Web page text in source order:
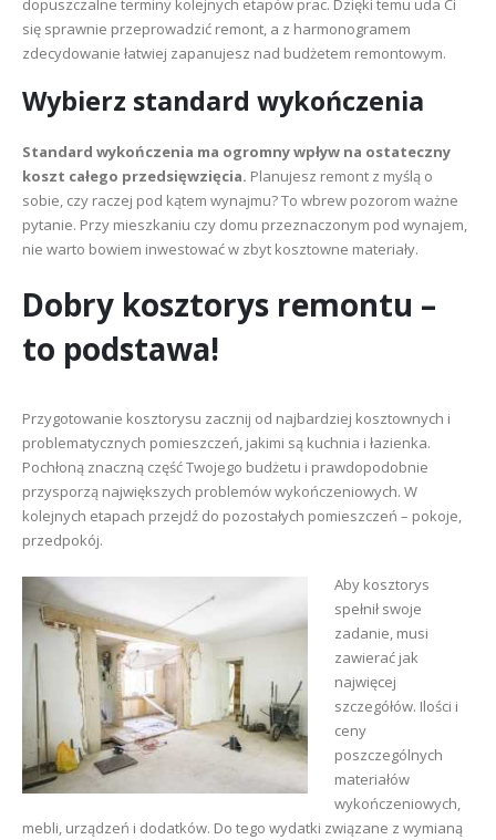
się sprawnie przeprowadzić remont, a z harmonogramem
zdecydowanie łatwiej zapanujesz nad budżetem remontowym.
Wybierz standard wykończenia
Standard wykończenia ma ogromny wpływ na ostateczny
koszt całego przedsięwzięcia. Planujesz remont z myślą o
sobie, czy raczej pod kątem wynajmu? To wbrew pozorom ważne
pytanie. Przy mieszkaniu czy domu przeznaczonym pod wynajem,
nie warto bowiem inwestować w zbyt kosztowne materiały.
Dobry kosztorys remontu –
to podstawa!
Przygotowanie kosztorysu zacznij od najbardziej kosztownych i
problematycznych pomieszczeń, jakimi są kuchnia i łazienka.
Pochłoną znaczną część Twojego budżetu i prawdopodobnie
przysporzą największych problemów wykończeniowych. W
kolejnych etapach przejdź do pozostałych pomieszczeń – pokoje,
przedpokój.
Aby kosztorys
spełnił swoje
zadanie, musi
zawierać jak
najwięcej
szczegółów. Ilości i
ceny
poszczególnych
materiałów
wykończeniowych,
mebli, urządzeń i dodatków. Do tego wydatki związane z wymianą